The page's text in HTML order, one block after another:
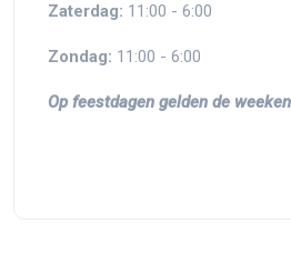
Zaterdag: 11:00 - 6:00
Zondag: 11:00 - 6:00
Op feestdagen gelden de